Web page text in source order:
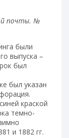
почты. №
были
выпуска –
был
был указан
краской
темно-
и 1882 гг.